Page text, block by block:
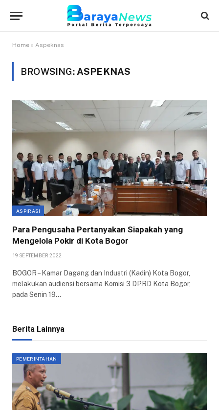
Home » Aspeknas
BROWSING: ASPEKNAS
ASPIRASI
Para Pengusaha Pertanyakan Siapakah yang
Mengelola Pokir di Kota Bogor
19 SEPTEMBER 2022
BOGOR – Kamar Dagang dan Industri (Kadin) Kota Bogor,
melakukan audiensi bersama Komisi 3 DPRD Kota Bogor,
pada Senin 19…
Berita Lainnya
PEMERINTAHAN